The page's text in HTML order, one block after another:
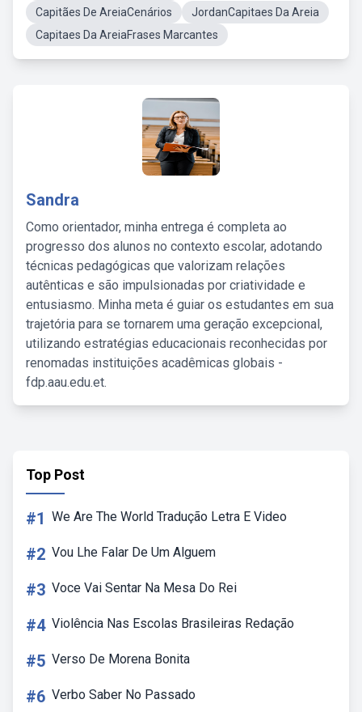
Capitães De AreiaCenários
JordanCapitaes Da Areia
Capitaes Da AreiaFrases Marcantes
Sandra
Como orientador, minha entrega é completa ao
progresso dos alunos no contexto escolar, adotando
técnicas pedagógicas que valorizam relações
autênticas e são impulsionadas por criatividade e
entusiasmo. Minha meta é guiar os estudantes em sua
trajetória para se tornarem uma geração excepcional,
utilizando estratégias educacionais reconhecidas por
renomadas instituições acadêmicas globais -
fdp.aau.edu.et.
Top Post
#1 We Are The World Tradução Letra E Video
#2 Vou Lhe Falar De Um Alguem
#3 Voce Vai Sentar Na Mesa Do Rei
#4 Violência Nas Escolas Brasileiras Redação
#5 Verso De Morena Bonita
#6 Verbo Saber No Passado